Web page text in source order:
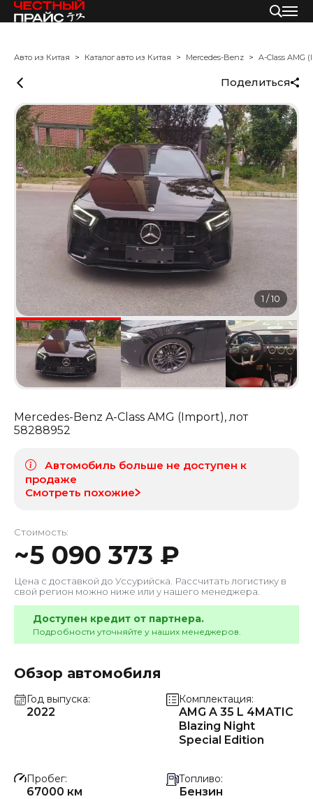
Авто из Китая Каталог авто из Китая Mercedes-Benz A-Class AMG
Поделиться
1 /10
Mercedes-Benz A-Class AMG (Import), лот
58288952
Автомобиль больше не доступен к
продаже
Смотреть похожие
Стоимость:
~5 090 373 ₽
Цена с доставкой до Уссурийска . Рассчитать логистику в
свой регион можно ниже или у нашего менеджера.
Доступен кредит от партнера.
Подробности уточняйте у наших менеджеров.
Обзор автомобиля
Год выпуска
2022
Комплектация
AMG A 35 L 4MATIC
Blazing Night
Special Edition
Пробег
67000 км
Топливо
Бензин